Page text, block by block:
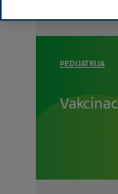
PEDIJATRIJA